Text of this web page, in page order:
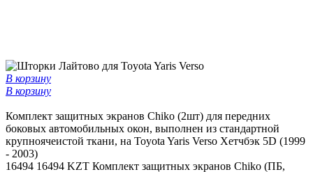
В корзину
В корзину
Комплект защитных экранов Chiko (2шт) для передних
боковых автомобильных окон, выполнен из стандартной
крупноячеистой ткани, на Toyota Yaris Verso Хетчбэк 5D (1999
- 2003)
16494 16494 KZT Комплект защитных экранов Chiko (ПБ,